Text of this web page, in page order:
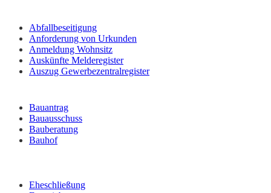
Abfallbeseitigung
Anforderung von Urkunden
Anmeldung Wohnsitz
Auskünfte Melderegister
Auszug Gewerbezentralregister
Bauantrag
Bauausschuss
Bauberatung
Bauhof
Eheschließung